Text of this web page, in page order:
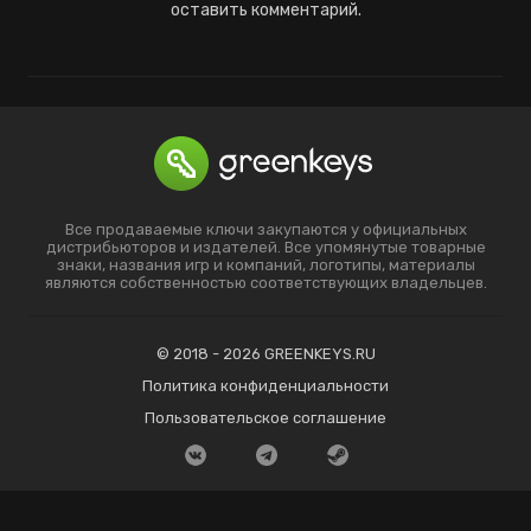
оставить комментарий.
Все продаваемые ключи закупаются у официальных
дистрибьюторов и издателей. Все упомянутые товарные
знаки, названия игр и компаний, логотипы, материалы
являются собственностью соответствующих владельцев.
© 2018 - 2026 GREENKEYS.RU
Политика конфиденциальности
Пользовательское соглашение